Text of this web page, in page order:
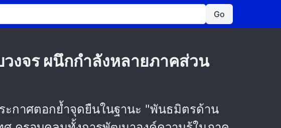
Go
งจร ผนึกกำลังหลายภาคส่วน
ะกาศตอกย้ำจุดยืนในฐานะ "พันธมิตรด้าน